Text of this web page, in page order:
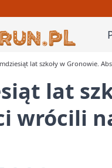
lat szkoły w Gronowie.
lat
wrócili